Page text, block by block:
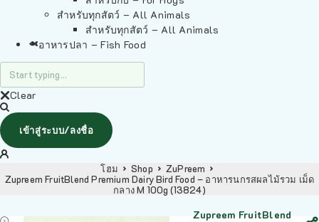
สำหรับทุกสัตว์ – All Animals
สำหรับทุกสัตว์ – All Animals
อาหารปลา – Fish Food
Clear
เข้าสู่ระบบ/ลงชื่อ
โฮม Shop
ZuPreem
Zupreem FruitBlend Premium Dairy Bird Food – อาหารนกรสผลไม้รวม เม็ด
กลาง M 100g (13824)
Zupreem FruitBlend